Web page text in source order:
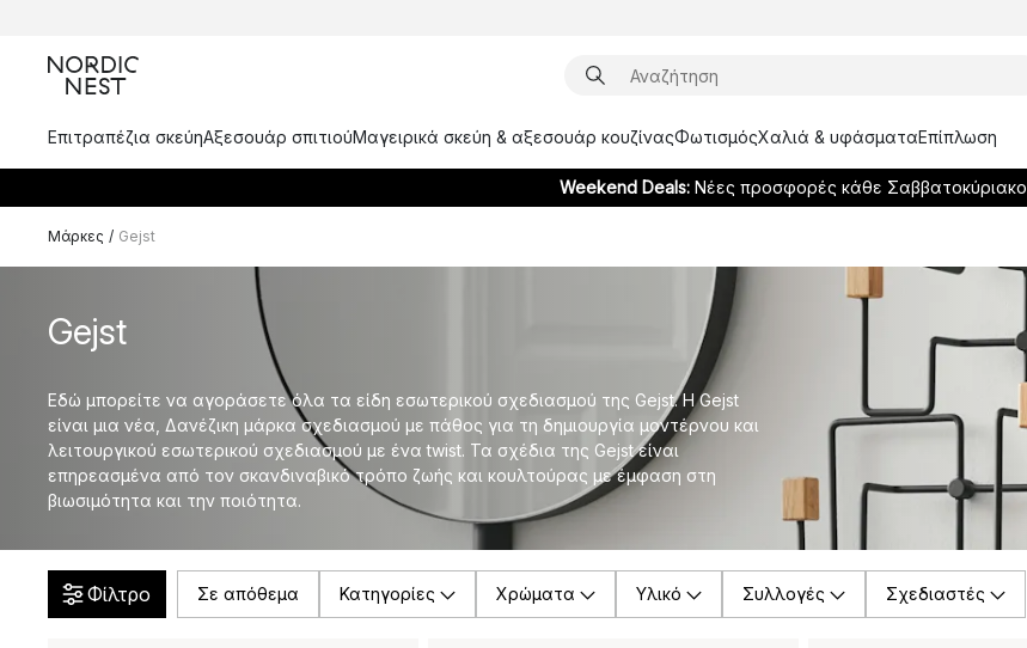
Επιτραπέζια σκεύηΑξεσουάρ σπιτιούΜαγειρικά σκεύη & αξεσουάρ κουζίναςΦωτισμόςΧαλιά & υφάσματαΕπίπλωση
Weekend Deals: Νέες προσφορές κάθε Σαββατοκύριακο
Μάρκες / Gejst
Gejst
Εδώ μπορείτε να αγοράσετε όλα τα είδη εσωτερικού σχεδιασμού της Gejst. Η Gejst
είναι μια νέα, Δανέζικη μάρκα σχεδιασμού με πάθος για τη δημιουργία μοντέρνου και
λειτουργικού εσωτερικού σχεδιασμού με ένα twist. Τα σχέδια της Gejst είναι
επηρεασμένα από τον σκανδιναβικό τρόπο ζωής και κουλτούρας με έμφαση στη
βιωσιμότητα και την ποιότητα.
Φίλτρο Σε απόθεμα Κατηγορίες Χρώματα Υλικό Συλλογές Σχεδιαστές